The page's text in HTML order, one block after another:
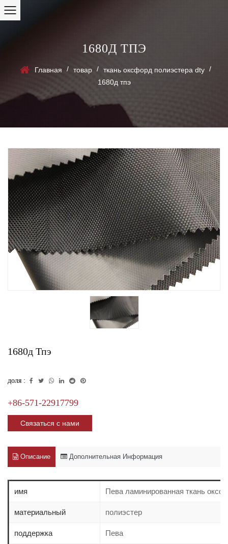
1680Д ТПЭ
Главная / товар / ткань оксфорд полиэстера dty /
1680д тпэ
1680д Тпэ
доля :
+86-571-22917799
Связаться с нами
Описание Дополнительная Информация
имя Пева ламинированная ткань
материальный полиэстер
поддержка Пева